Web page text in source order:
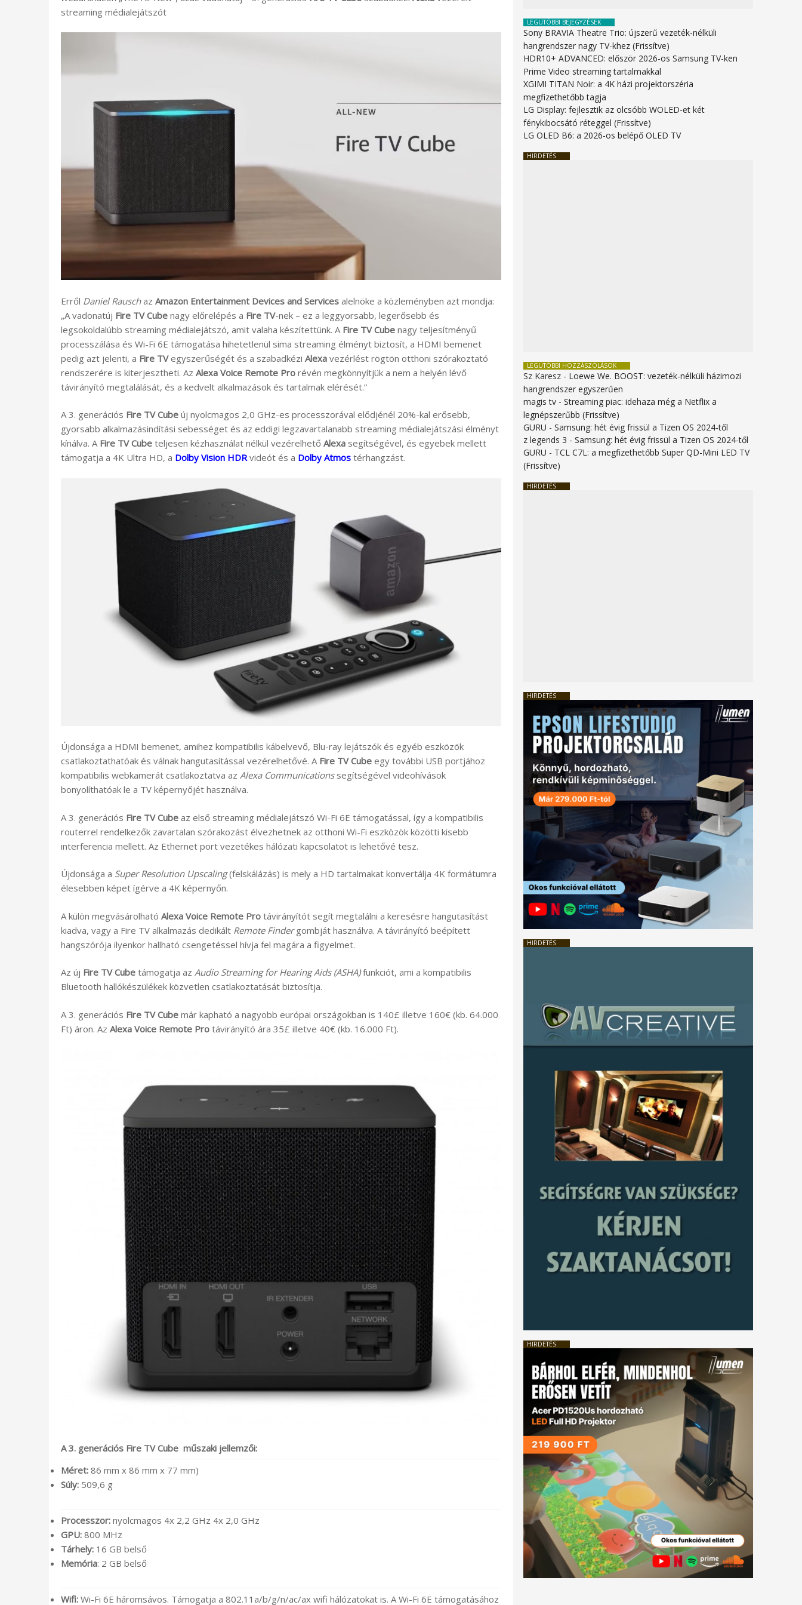
streaming médialejátszót
Erről Daniel Rauschaz Amazon Entertainment Devices and Services alelnöke a közleményben azt mondja:
„A vadonatúj Fire TV Cube nagy előrelépés a Fire TV-nek – ez a leggyorsabb, legerősebb és
legsokoldalúbb streaming médialejátszó, amit valaha készítettünk. A Fire TV Cube nagy teljesítményű
processzálása és Wi-Fi 6E támogatása hihetetlenül sima streaming élményt biztosít, a HDMI bemenet
pedig azt jelenti, a Fire TVegyszerűségét és a szabadkézi Alexa vezérlést rögtön otthoni szórakoztató
rendszerére is kiterjesztheti. Az Alexa Voice Remote Pro révén megkönnyítjük a nem a helyén lévő
távirányító megtalálását, és a kedvelt alkalmazások és tartalmak elérését.”
A 3. generációs Fire TV Cube új nyolcmagos 2,0 GHz-es processzorával elődjénél 20%-kal erősebb,
gyorsabb alkalmazásindítási sebességet és az eddigi legzavartalanabb streaming médialejátszási élményt
kínálva. A Fire TV Cube teljesen kézhasználat nélkül vezérelhető Alexa segítségével, és egyebek mellett
támogatja a 4K Ultra HD, a Dolby Vision HDRvideót és a Dolby Atmos térhangzást.
Újdonsága a HDMI bemenet, amihez kompatibilis kábelvevő, Blu-ray lejátszók és egyéb eszközök
csatlakoztathatóak és válnak hangutasítással vezérelhetővé. A Fire TV Cube egy további USB portjához
kompatibilis webkamerát csatlakoztatva az Alexa Communicationssegítségével videohívások
bonyolíthatóak le a TV képernyőjét használva.
A 3. generációs Fire TV Cube az első streaming médialejátszó Wi-Fi 6E támogatással, így a kompatibilis
routerrel rendelkezők zavartalan szórakozást élvezhetnek az otthoni Wi-Fi eszközök közötti kisebb
interferencia mellett. Az Ethernet port vezetékes hálózati kapcsolatot is lehetővé tesz.
Újdonsága a Super Resolution Upscaling(felskálázás) is mely a HD tartalmakat konvertálja 4K formátumra
élesebben képet ígérve a 4K képernyőn.
A külön megvásárolható Alexa Voice Remote Pro távirányítót segít megtalálni a keresésre hangutasítást
kiadva, vagy a Fire TV alkalmazás dedikált Remote Findergombját használva. A távirányító beépített
hangszórója ilyenkor hallható csengetéssel hívja fel magára a figyelmet.
Az új Fire TV Cube támogatja az Audio Streaming for Hearing Aids (ASHA)funkciót, ami a kompatibilis
Bluetooth hallókészülékek közvetlen csatlakoztatását biztosítja.
A 3. generációs Fire TV Cube már kapható a nagyobb európai országokban is 140£ illetve 160€ (kb. 64.000
Ft) áron. Az Alexa Voice Remote Pro távirányító ára 35£ illetve 40€ (kb. 16.000 Ft).
A 3. generációs Fire TV Cube műszaki jellemzői:
Méret: 86 mm x 86 mm x 77 mm)
Súly: 509,6 g
Processzor: nyolcmagos 4x 2,2 GHz 4x 2,0 GHz
GPU: 800 MHz
Tárhely: 16 GB belső
Memória: 2 GB belső
Wifi: Wi-Fi 6E háromsávos. Támogatja a 802.11a/b/g/n/ac/ax wifi hálózatokat is. A Wi-Fi 6E támogatásához
LEGUTÓBBI BEJEGYZÉSEK
Sony BRAVIA Theatre Trio: újszerű vezeték-nélküli
hangrendszer nagy TV-khez (Frissítve)
HDR10+ ADVANCED: először 2026-os Samsung TV-ken
Prime Video streaming tartalmakkal
XGIMI TITAN Noir: a 4K házi projektorszéria
megfizethetőbb tagja
LG Display: fejlesztik az olcsóbb WOLED-et két
fénykibocsátó réteggel (Frissítve)
LG OLED B6: a 2026-os belépő OLED TV
HIRDETÉS
LEGUTÓBBI HOZZÁSZÓLÁSOK
Sz Karesz - Loewe We. BOOST: vezeték-nélküli házimozi
hangrendszer egyszerűen
magis tv -Streaming piac: idehaza még a Netflix a
legnépszerűbb (Frissítve)
GURU -Samsung: hét évig frissül a Tizen OS 2024-től
z legends 3 -Samsung: hét évig frissül a Tizen OS 2024-től
GURU - TCL C7L: a megfizethetőbb Super QD-Mini LED TV
(Frissítve)
HIRDETÉS
HIRDETÉS
HIRDETÉS
HIRDETÉS